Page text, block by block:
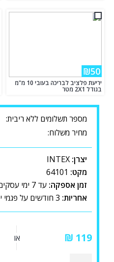
₪50
יריעת פלציב לבריכה בעובי 10 מ"מ
בגודל 2X1 מטר
מספר תשלומים ללא ריבית:
מחיר משלוח:
יצרן: INTEX
מקט: 64101
זמן אספקה: עד 7 ימי עסקים
אחריות: 3 חודשים על פגמי יצור בלבד
₪ או